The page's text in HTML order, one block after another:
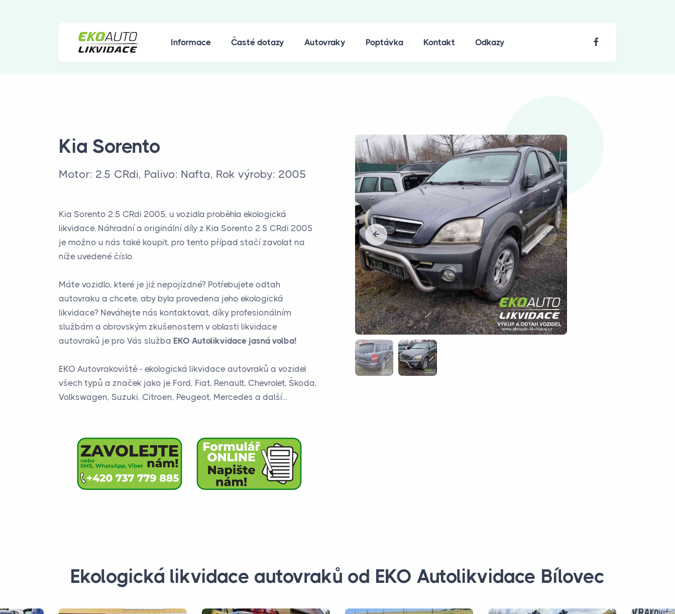
Informace Časté dotazy Autovraky Poptávka Kontakt Odkazy
Kia Sorento
Motor: 2.5 CRdi, Palivo: Nafta, Rok výroby: 2005
Kia Sorento 2.5 CRdi 2005, u vozidla proběhla ekologická
likvidace. Náhradní a originální díly z Kia Sorento 2.5 CRdi 2005
je možno u nás také koupit, pro tento případ stačí zavolat na
níže uvedené číslo.
Máte vozidlo, které je již nepojízdné? Potřebujete odtah
autovraku a chcete, aby byla provedena jeho ekologická
likvidace? Neváhejte nás kontaktovat, díky profesionálním
službám a obrovským zkušenostem v oblasti likvidace
autovraků je pro Vás služba EKO Autolikvidace jasná volba!
EKO Autovrakoviště - ekologická likvidace autovraků a vozidel
všech typů a značek jako je Ford, Fiat, Renault, Chevrolet, Škoda,
Volkswagen, Suzuki, Citroen, Peugeot, Mercedes a další...
Ekologická likvidace autovraků od EKO Autolikvidace Bílovec